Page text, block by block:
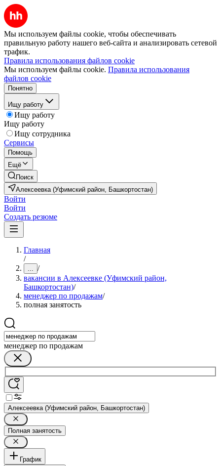
Мы используем файлы cookie, чтобы обеспечивать
правильную работу нашего веб-сайта и анализировать сетевой
трафик.
Правила использования файлов cookie
Мы используем файлы cookie. Правила использования
файлов cookie
Понятно
Ищу работу
Ищу работу
Ищу работу
Ищу сотрудника
Сервисы
Помощь
Ещё
Поиск
Алексеевка (Уфимский район, Башкортостан)
Войти
Войти
Создать резюме
Главная
/
... /
вакансии в Алексеевке (Уфимский район,
Башкортостан)/
менеджер по продажам/
полная занятость
менеджер по продажам
Алексеевка (Уфимский район, Башкортостан)
Полная занятость
График